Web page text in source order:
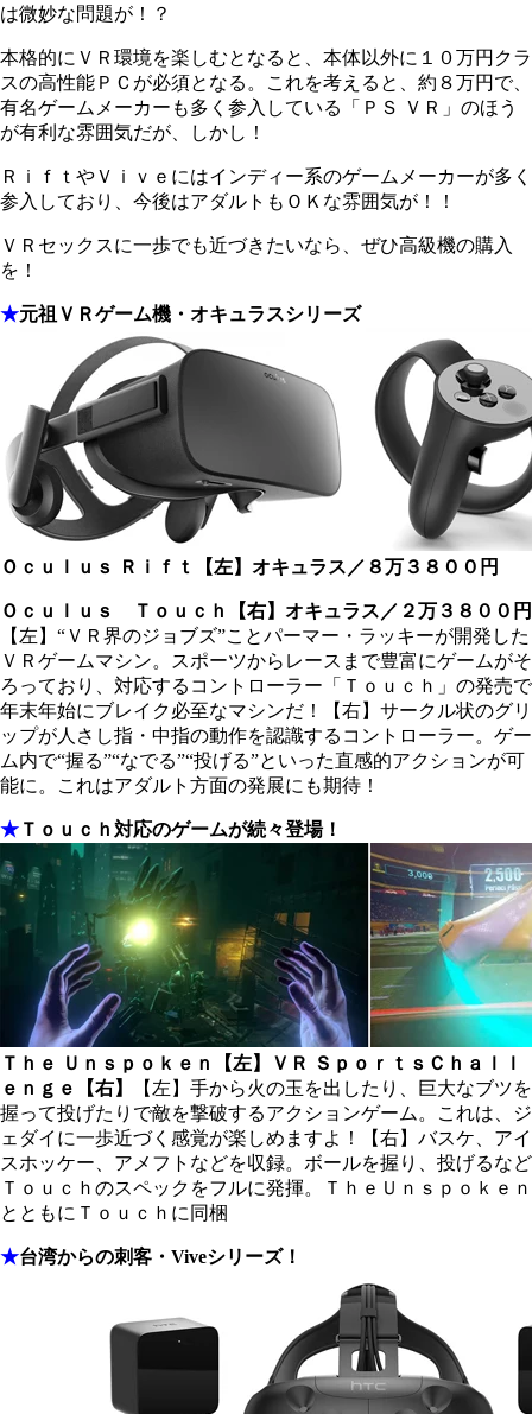
は微妙な問題が！？
本格的にＶＲ環境を楽しむとなると、本体以外に１０万円クラ
スの高性能ＰＣが必須となる。これを考えると、約８万円で、
有名ゲームメーカーも多く参入している「ＰＳ ＶＲ」のほう
が有利な雰囲気だが、しかし！
ＲｉｆｔやＶｉｖｅにはインディー系のゲームメーカーが多く
参入しており、今後はアダルトもＯＫな雰囲気が！！
ＶＲセックスに一歩でも近づきたいなら、ぜひ高級機の購入
を！
★元祖ＶＲゲーム機・オキュラスシリーズ
Ｏｃｕｌｕｓ Ｒｉｆｔ【左】 オキュラス／８万３８００円
Ｏｃｕｌｕｓ Ｔｏｕｃｈ【右】 オキュラス／２万３８００円
【左】“ＶＲ界のジョブズ”ことパーマー・ラッキーが開発した
ＶＲゲームマシン。スポーツからレースまで豊富にゲームがそ
ろっており、対応するコントローラー「Ｔｏｕｃｈ」の発売で
年末年始にブレイク必至なマシンだ！【右】サークル状のグリ
ップが人さし指・中指の動作を認識するコントローラー。ゲー
ム内で“握る”“なでる”“投げる”といった直感的アクションが可
能に。これはアダルト方面の発展にも期待！
★ Ｔｏｕｃｈ対応のゲームが続々登場！
Ｔｈｅ Ｕｎｓｐｏｋｅｎ【左】
ＶＲ ＳｐｏｒｔｓＣｈａｌｌ
ｅｎｇｅ【右】
【左】手から火の玉を出したり、巨大なブツを
握って投げたりで敵を撃破するアクションゲーム。これは、ジ
ェダイに一歩近づく感覚が楽しめますよ！【右】バスケ、アイ
スホッケー、アメフトなどを収録。ボールを握り、投げるなど
Ｔｏｕｃｈのスペックをフルに発揮。ＴｈｅＵｎｓｐｏｋｅｎ
とともにＴｏｕｃｈに同梱
★台湾からの刺客・Viveシリーズ！